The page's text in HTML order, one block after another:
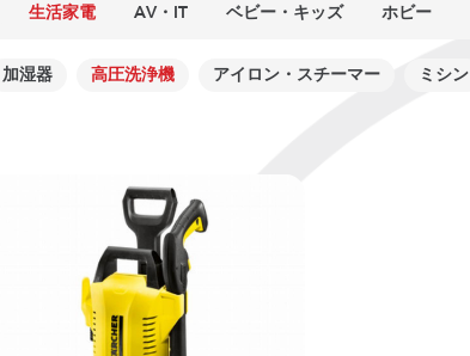
生活家電 AV・IT ベビー・キッズ ホビー
加湿器 高圧洗浄機 アイロン・スチーマー ミシン